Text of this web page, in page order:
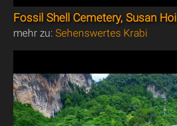
Fossil Shell Cemetery, Susan Hoi
mehr zu:Sehenswertes Krabi